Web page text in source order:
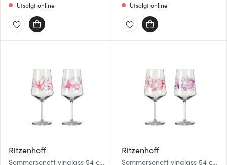
Utsolgt online Utsolgt online
Ritzenhoff
Sommersonett vinglass 54 cl
Ritzenhoff
Sommersonett vinglass 54 cl